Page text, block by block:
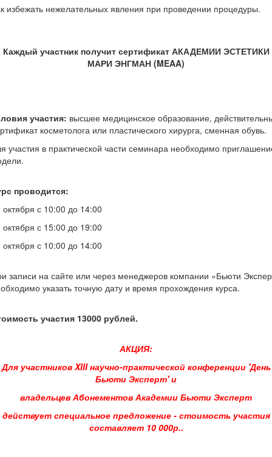
избежать нежелательных явления при проведении процедуры.
Каждый участник получит сертификат АКАДЕМИИ ЭСТЕТИКИ
МАРИ ЭНГМАН (MEAA)
участия: высшее медицинское образование,
косметолога или пластического хирурга, сменная обувь.
участия в практической части семинара необходимо
проводится:
октября с 10:00 до 14:00
октября с 15:00 до 19:00
октября с 10:00 до 14:00
записи на сайте или через менеджеров компании «Бьюти
указать точную дату и время прохождения курса.
участия 13000 рублей.
АКЦИЯ:
Для участников XIII научно-практической конференции 'День
Бьюти Эксперт' и
владельцев Абонементов Академии Бьюти Эксперт
действует специальное предложение - стоимость участия
составляет 10 000р..